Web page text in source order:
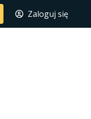
Zaloguj się